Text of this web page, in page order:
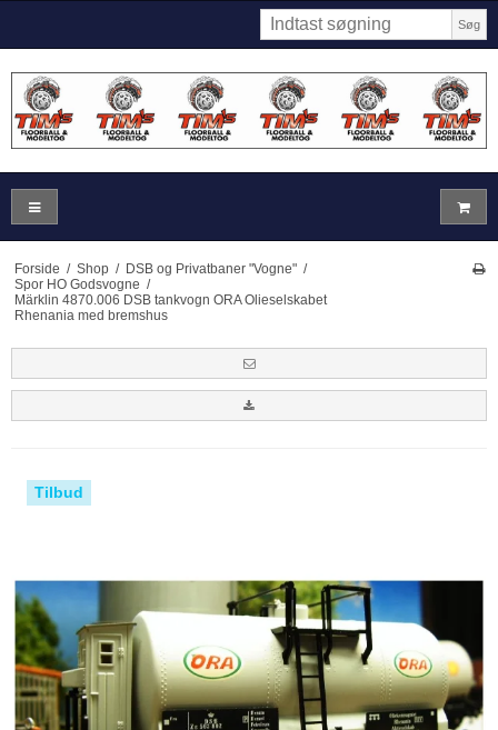
Søg
Forside / Shop / DSB og Privatbaner "Vogne" /
Spor HO Godsvogne /
Märklin 4870.006 DSB tankvogn ORA Olieselskabet
Rhenania med bremshus
Tilbud